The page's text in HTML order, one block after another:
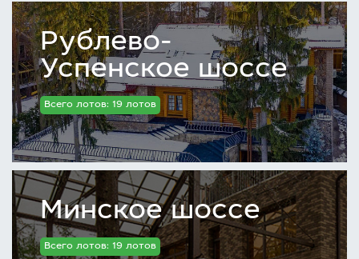
Рублево-
Успенское шоссе
Всего лотов: 19 лотов
Минское шоссе
Всего лотов: 19 лотов